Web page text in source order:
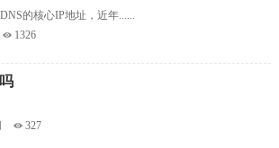
的核心IP地址，近年......
1326
327